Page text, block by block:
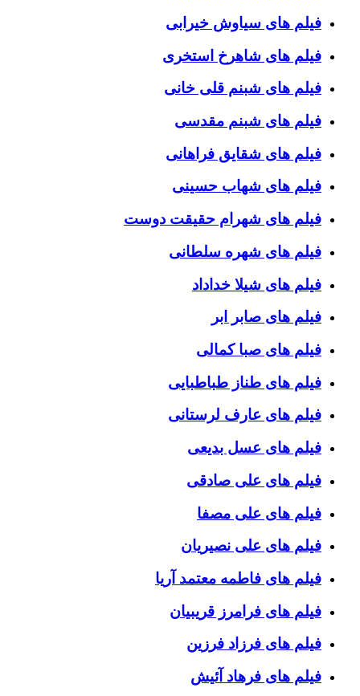
فیلم های سیاوش خیرابی
فیلم های شاهرخ استخری
فیلم های شبنم قلی خانی
فیلم های شبنم مقدسی
فیلم های شقایق فراهانی
فیلم های شهاب حسینی
فیلم های شهرام حقیقت دوست
فیلم های شهره سلطانی
فیلم های شیلا خداداد
فیلم های صابر ابر
فیلم های صبا کمالی
فیلم های طناز طباطبایی
فیلم های عارف لرستانی
فیلم های عسل بدیعی
فیلم های علی صادقی
فیلم های علی مصفا
فیلم های علی نصیریان
فیلم های فاطمه معتمد آریا
فیلم های فرامرز قریبیان
فیلم های فرزاد فرزین
فیلم های فرهاد آئیش